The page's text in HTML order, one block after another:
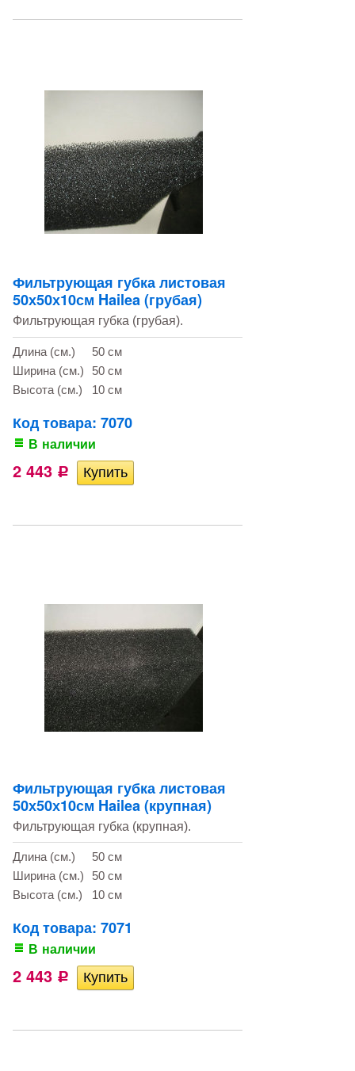
Фильтрующая губка листовая
50х50х10см Hailea (грубая)
Фильтрующая губка (грубая).
Длина (см.)
50 см
Ширина (см.)
50 см
Высота (см.)
10 см
Код товара: 7070
В наличии
2 443 Р
Фильтрующая губка листовая
50х50х10см Hailea (крупная)
Фильтрующая губка (крупная).
Длина (см.)
50 см
Ширина (см.)
50 см
Высота (см.)
10 см
Код товара: 7071
В наличии
2 443 Р